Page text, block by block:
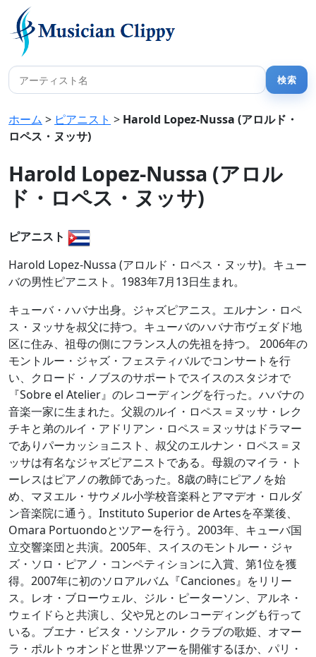
ホーム > ピアニスト > Harold Lopez-Nussa (アロルド・
ロペス・ヌッサ)
Harold Lopez-Nussa (アロル
ド・ロペス・ヌッサ)
ピアニスト
Harold Lopez-Nussa (アロルド・ロペス・ヌッサ)。キュー
バの男性ピアニスト。1983年7月13日生まれ。
キューバ・ハバナ出身。ジャズピアニス。エルナン・ロペ
ス・ヌッサを叔父に持つ。キューバのハバナ市ヴェダド地
区に住み、祖母の側にフランス人の先祖を持つ。 2006年の
モントルー・ジャズ・フェスティバルでコンサートを行
い、クロード・ノブスのサポートでスイスのスタジオで
『Sobre el Atelier』のレコーディングを行った。ハバナの
音楽一家に生まれた。父親のルイ・ロペス＝ヌッサ・レク
チキと弟のルイ・アドリアン・ロペス＝ヌッサはドラマー
でありパーカッショニスト、叔父のエルナン・ロペス＝ヌ
ッサは有名なジャズピアニストである。母親のマイラ・ト
ーレスはピアノの教師であった。8歳の時にピアノを始
め、マヌエル・サウメル小学校音楽科とアマデオ・ロルダ
ン音楽院に通う。Instituto Superior de Artesを卒業後、
Omara Portuondoとツアーを行う。2003年、キューバ国
立交響楽団と共演。2005年、スイスのモントルー・ジャ
ズ・ソロ・ピアノ・コンペティションに入賞、第1位を獲
得。2007年に初のソロアルバム『Canciones』をリリー
ス。レオ・ブローウェル、ジル・ピーターソン、アルネ・
ウェイドらと共演し、父や兄とのレコーディングも行って
いる。ブエナ・ビスタ・ソシアル・クラブの歌姫、オマー
ラ・ポルトゥオンドと世界ツアーを開催するほか、パリ・